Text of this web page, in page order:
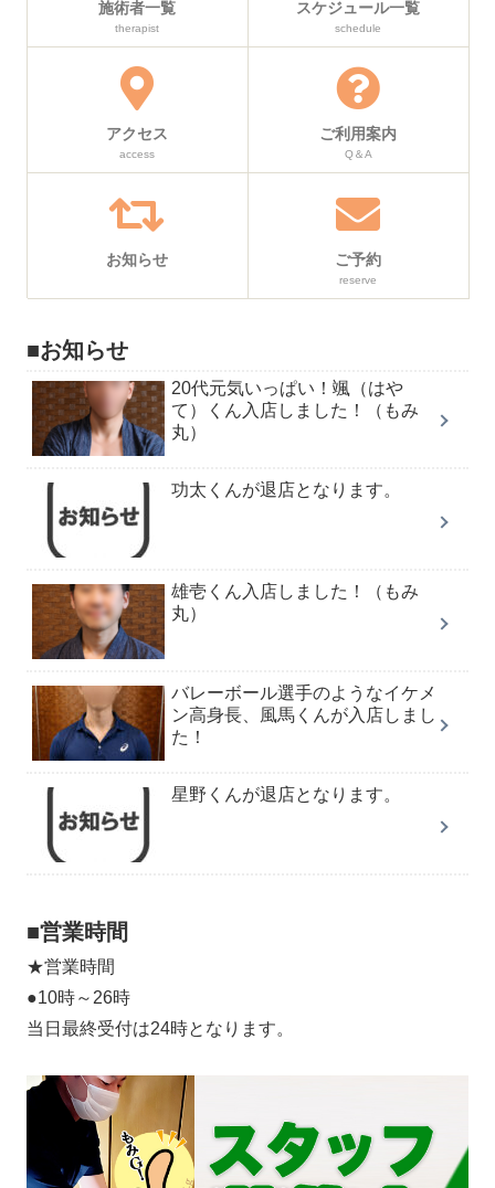
施術者一覧
therapist
スケジュール一覧
schedule
アクセス
access
ご利用案内
Q＆A
お知らせ ご予約
reserve
■お知らせ
20代元気いっぱい！颯（はや
て）くん入店しました！（もみ
丸）
功太くんが退店となります。
雄壱くん入店しました！（もみ
丸）
バレーボール選手のようなイケメ
ン高身長、風馬くんが入店しまし
た！
星野くんが退店となります。
■営業時間
★営業時間
●10時～26時
当日最終受付は24時となります。